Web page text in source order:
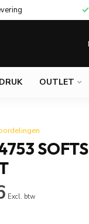
OUTLET
Excl. btw